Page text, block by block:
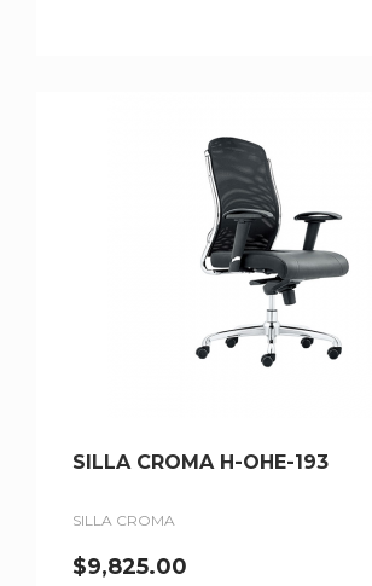
SILLA CROMA H-OHE-193
SILLA CROMA
$9,825.00